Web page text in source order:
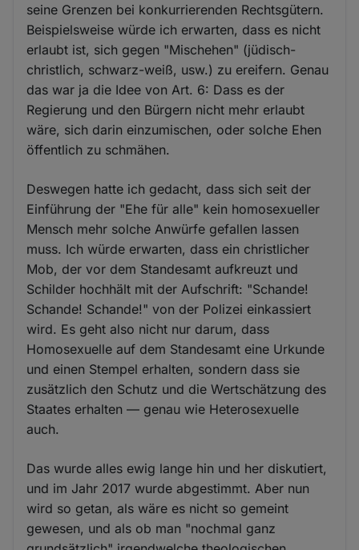
seine Grenzen bei konkurrierenden Rechtsgütern.
Beispielsweise würde ich erwarten, dass es nicht
erlaubt ist, sich gegen "Mischehen" (jüdisch-
christlich, schwarz-weiß, usw.) zu ereifern. Genau
das war ja die Idee von Art. 6: Dass es der
Regierung und den Bürgern nicht mehr erlaubt
wäre, sich darin einzumischen, oder solche Ehen
öffentlich zu schmähen.
Deswegen hatte ich gedacht, dass sich seit der
Einführung der "Ehe für alle" kein homosexueller
Mensch mehr solche Anwürfe gefallen lassen
muss. Ich würde erwarten, dass ein christlicher
Mob, der vor dem Standesamt aufkreuzt und
Schilder hochhält mit der Aufschrift: "Schande!
Schande! Schande!" von der Polizei einkassiert
wird. Es geht also nicht nur darum, dass
Homosexuelle auf dem Standesamt eine Urkunde
und einen Stempel erhalten, sondern dass sie
zusätzlich den Schutz und die Wertschätzung des
Staates erhalten — genau wie Heterosexuelle
auch.
Das wurde alles ewig lange hin und her diskutiert,
und im Jahr 2017 wurde abgestimmt. Aber nun
wird so getan, als wäre es nicht so gemeint
gewesen, und als ob man "nochmal ganz